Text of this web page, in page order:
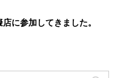
に参加してきました。